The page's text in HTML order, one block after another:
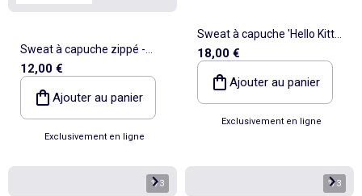
Sweat à capuche zippé -
Collection facile à enfiler
12,00 €
Ajouter au panier
Exclusivement en ligne
Sweat à capuche 'Hello Kitty'
en polaire
18,00 €
Ajouter au panier
Exclusivement en ligne
1/3 1/3